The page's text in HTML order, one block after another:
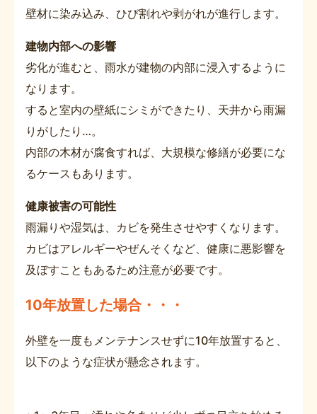
壁材に染み込み、ひび割れや剥がれが進行します。
建物内部への影響
劣化が進むと、雨水が建物の内部に浸入するように
なります。
すると室内の壁紙にシミができたり、天井から雨漏
りがしたり…。
内部の木材が腐食すれば、大規模な修繕が必要にな
るケースもあります。
健康被害の可能性
雨漏りや湿気は、カビを発生させやすくなります。
カビはアレルギーやぜんそくなど、健康に悪影響を
及ぼすこともあるため注意が必要です。
10年放置した場合・・・
外壁を一度もメンテナンスせずに10年放置すると、
以下のような症状が懸念されます。